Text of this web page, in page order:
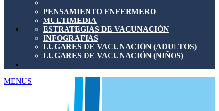
PENSAMIENTO ENFERMERO
MULTIMEDIA
ESTRATEGIAS DE VACUNACIÓN
INFOGRAFIAS
LUGARES DE VACUNACIÓN (ADULTOS)
LUGARES DE VACUNACIÓN (NIÑOS)
MENUS